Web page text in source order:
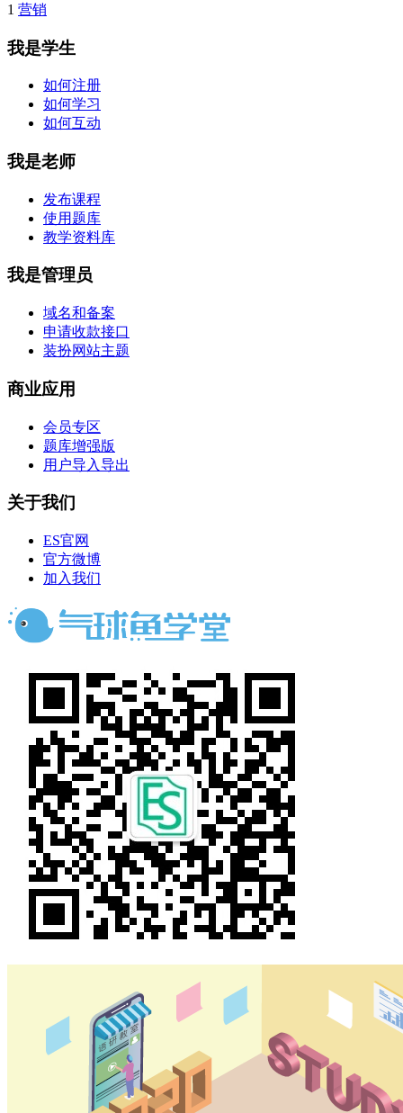
1 营销
我是学生
如何注册
如何学习
如何互动
我是老师
发布课程
使用题库
教学资料库
我是管理员
域名和备案
申请收款接口
装扮网站主题
商业应用
会员专区
题库增强版
用户导入导出
关于我们
ES官网
官方微博
加入我们